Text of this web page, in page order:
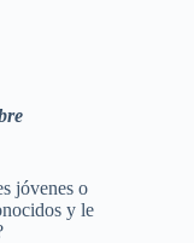
jóvenes o
y le